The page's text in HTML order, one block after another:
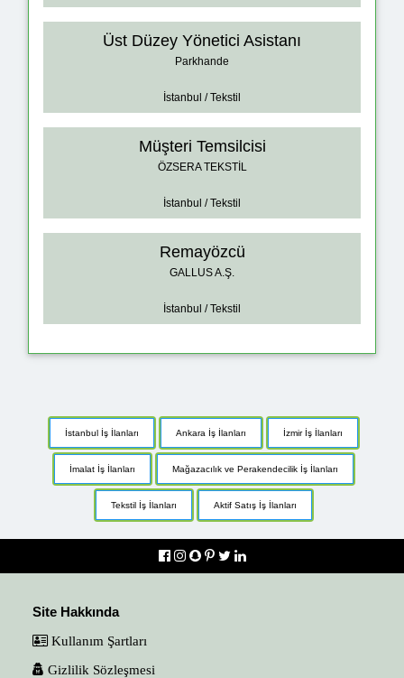
Üst Düzey Yönetici Asistanı
Parkhande
İstanbul / Tekstil
Müşteri Temsilcisi
ÖZSERA TEKSTİL
İstanbul / Tekstil
Remayözcü
GALLUS A.Ş.
İstanbul / Tekstil
İstanbul İş İlanları Ankara İş İlanları İzmir İş İlanları
İmalat İş İlanları Mağazacılık ve Perakendecilik İş İlanları
Tekstil İş İlanları Aktif Satış İş İlanları
Site Hakkında
Kullanım Şartları
Gizlilik Sözleşmesi